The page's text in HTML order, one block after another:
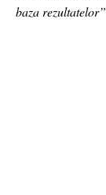
baza rezultatelor”